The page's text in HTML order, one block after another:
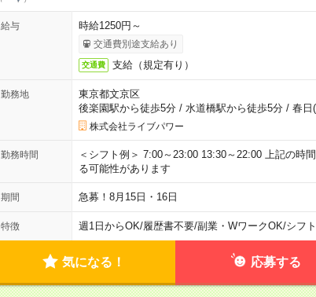
給与 時給1250円～
交通費別途支給あり
交通費 支給（規定有り）
勤務地
東京都文京区
後楽園駅から徒歩5分/ 水道橋駅から徒歩5分/ 春日
株式会社ライブパワー
勤務時間
＜シフト例＞ 7:00～23:00 13:30～22:00 上記の
る可能性があります
期間 急募！8月15日・16日
特徴 週1日からOK/履歴書不要/副業・WワークOK/シフ
気になる！ 応募する